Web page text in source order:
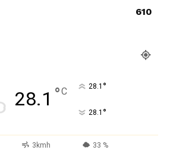
610
28.1 °C 28.1 °
28.1 °
3kmh 33 %